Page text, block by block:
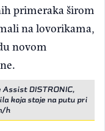
primeraka širom
na lovorikama,
novom
DISTRONIC,
koja stoje na putu pri
h